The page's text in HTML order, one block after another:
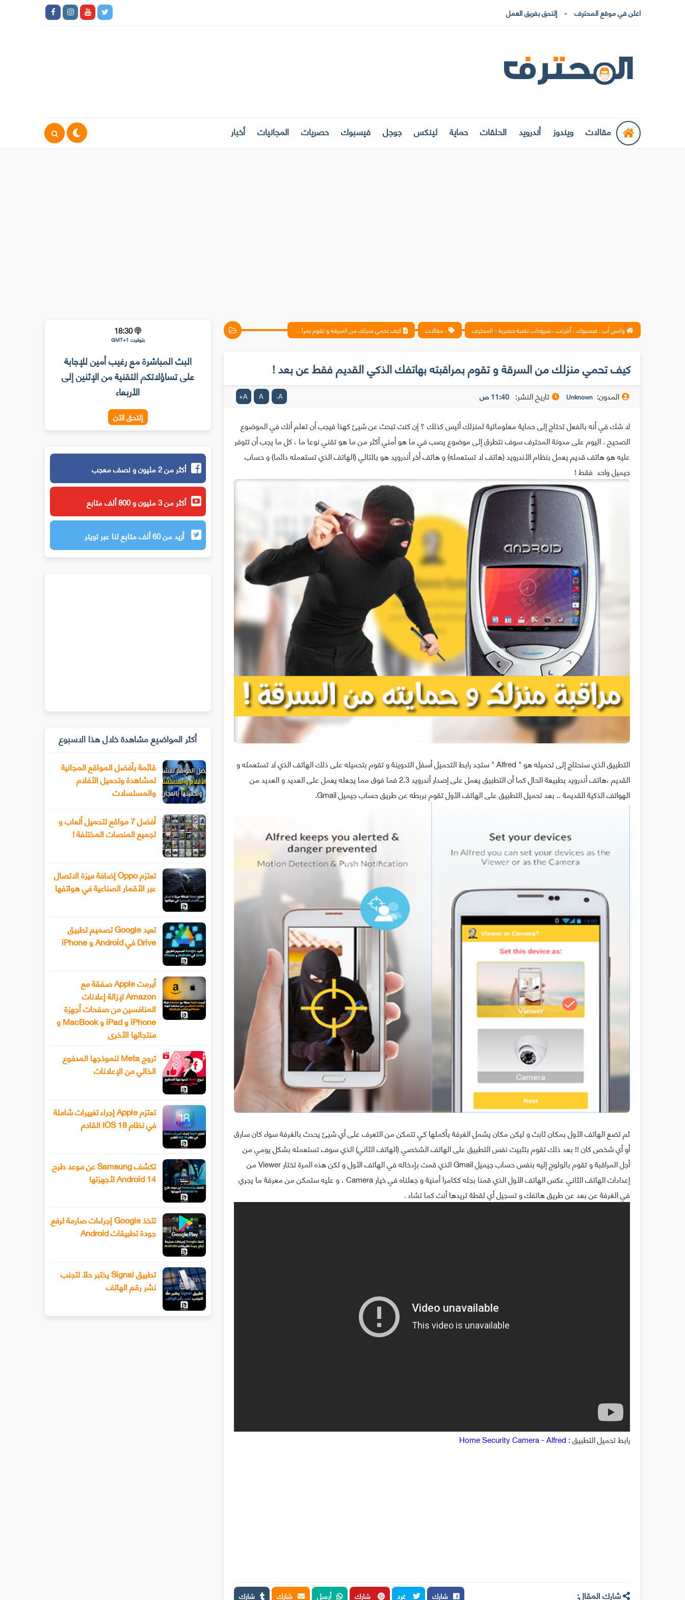
اعلن في موقع المحترف إلتحق بفريق العمل
مقالات ويندوز أندرويد الحلقات حماية لينكس جوجل فيسبوك حصريات المجانيات أخبار
واتس آب ، فيسبوك ، أنترنت ، شروحات تقنية حصرية - المحترف ، مقالات كيف تحمي منزلك من السرقة و تقوم بمراقبته بهاتفك الذكي القديم فقط عن بعد !
كيف تحمي منزلك من السرقة و تقوم بمراقبته بهاتفك الذكي القديم فقط عن بعد !
المدون: Unknown تاريخ النشر: 11:40 ص A
-
A
A
+
لا شك في أنه بالفعل تحتاج إلى حماية معلوماتية لمنزلك أليس كذلك ؟ إن كنت تبحث عن شيئ كهذا فيجب أن تعلم أنك في الموضوع
الصحيح . اليوم على مدونة المحترف سوف نتطرق إلى موضوع يصب في ما هو أمني أكثر من ما هو تقني نوعا ما ، كل ما يجب أن تتوفر
عليه هو هاتف قديم يعمل بنظام الأندرويد (هاتف لا تستعمله) و هاتف أخر أندرويد هو بالتالي (الهاتف الذي تستعمله دائما) و حساب
جيميل واحد فقط !
التطبيق الذي سنحتاج إلى تحميله هو " Alfred " ستجد رابط التحميل أسفل التدوينة و تقوم بتحميله على ذلك الهاتف الذي لا تستعمله و
القديم ،هاتف أندرويد بطبيعة الحال كما أن التطبيق يعمل على إصدار أندرويد 2.3 فما فوق مما يجعله يعمل على العديد و العديد من
الهواتف الذكية القديمة .. بعد تحميل التطبيق على الهاتف الأول تقوم بربطه عن طريق حساب جيميل Gmail.
ثم تضع الهاتف الأول بمكان ثابث و ليكن مكان يشمل الغرفة بأكملها كي تتمكن من التعرف على أي شيئ يحدث بالغرفة سواء كان سارق
أو أي شخص كان !! بعد ذلك تقوم بتثبيت نفس التطبيق على الهاتف الشخصي (الهاتف الثاني) الذي سوف تستعمله بشكل يومي من
أجل المراقبة و تقوم بالولوج إليه بنفس حساب جيميل Gmail الذي قمت بإدخاله في الهاتف الأول و لكن هذه المرة تختار Viewer من
إعدادات الهاتف الثاني عكس الهاتف الأول الذي قمنا بجله ككامرا أمنية و جعلناه في خيار Camera ، و عليه ستمكن من معرفة ما يجري
في الغرفة عن بعد عن طريق هاتفك و تسجيل أي لقطة تريدها أنت كما تشاء .
رابط تحميل التطبيق :Home Security Camera - Alfred
شارك المقال: شارك غرد شارك أرسل شارك شارك
18:30
بتوقيت GMT+1
البث المباشرة مع رغيب أمين للإجابة
على تساؤلاتكم التقنية من الإثنين إلى
الأربعاء
إلتحق الأن
أكثر من 2 مليون و نصف معجب
أكثر من 3 مليون و 800 ألف متابع
أزيد من 60 ألف متابع لنا عبر تويتر
أكثر المواضيع مشاهدة خلال هذا الاسبوع
قائمة بأفضل المواقع المجانية
لمشاهدة وتحميل الأفلام
والمسلسلات
أفضل 7 مواقع لتحميل ألعاب و
لجميع المنصات المختلفة !
تعتزم Oppo إضافة ميزة الاتصال
عبر الأقمار الصناعية في هواتفها
تعيد Google تصميم تطبيق
Drive في Android و iPhone
أبرمت Apple صفقة مع
Amazon لإزالة إعلانات
المنافسين من صفحات أجهزة
iPhone و iPad و MacBook و
منتجاتها الأخرى
تروج Meta لنموذجها المدفوع
الخالي من الإعلانات
تعتزم Apple إجراء تغييرات شاملة
في نظام IOS 18 القادم
تكشف Samsung عن موعد طرح
Android 14 لأجهزتها
تتخذ Google إجراءات صارمة لرفع
جودة تطبيقات Android
تطبيق Signal يختبر حلًا لتجنب
نشر رقم الهاتف